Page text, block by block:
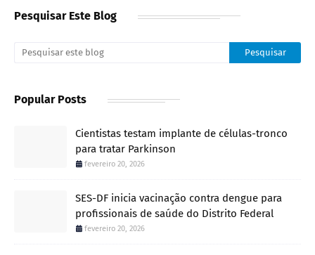
Pesquisar Este Blog
Popular Posts
Cientistas testam implante de células-tronco
para tratar Parkinson
fevereiro 20, 2026
SES-DF inicia vacinação contra dengue para
profissionais de saúde do Distrito Federal
fevereiro 20, 2026